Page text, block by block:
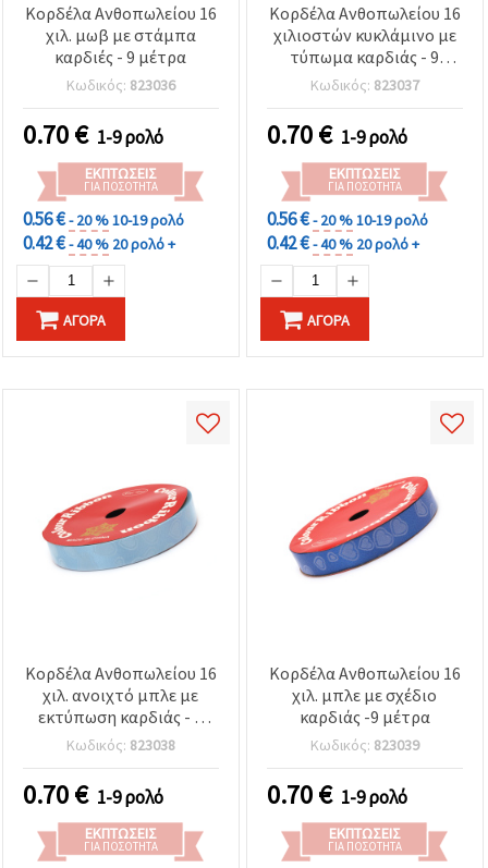
Κορδέλα Ανθοπωλείου 16
χιλ. μωβ με στάμπα
καρδιές - 9 μέτρα
Κωδικός: 823036
0.70€ 1-9 ρολό
ΕΚΠΤΏΣΕΙΣ
ΓΙΑ ΠΟΣΌΤΗΤΑ
0.56 €- 20 %10-19 ρολό
0.42 €- 40 % 20 ρολό +
ΑΓΟΡΆ
Κορδέλα Ανθοπωλείου 16
χιλιοστών κυκλάμινο με
τύπωμα καρδιάς - 9
μέτρα
Κωδικός: 823037
0.70€ 1-9 ρολό
ΕΚΠΤΏΣΕΙΣ
ΓΙΑ ΠΟΣΌΤΗΤΑ
0.56 €- 20 %10-19 ρολό
0.42 €- 40 % 20 ρολό +
ΑΓΟΡΆ
Κορδέλα Ανθοπωλείου 16
χιλ. ανοιχτό μπλε με
εκτύπωση καρδιάς - 9
μέτρα
Κωδικός: 823038
0.70€ 1-9 ρολό
ΕΚΠΤΏΣΕΙΣ
ΓΙΑ ΠΟΣΌΤΗΤΑ
Κορδέλα Ανθοπωλείου 16
χιλ. μπλε με σχέδιο
καρδιάς -9 μέτρα
Κωδικός: 823039
0.70€ 1-9 ρολό
ΕΚΠΤΏΣΕΙΣ
ΓΙΑ ΠΟΣΌΤΗΤΑ